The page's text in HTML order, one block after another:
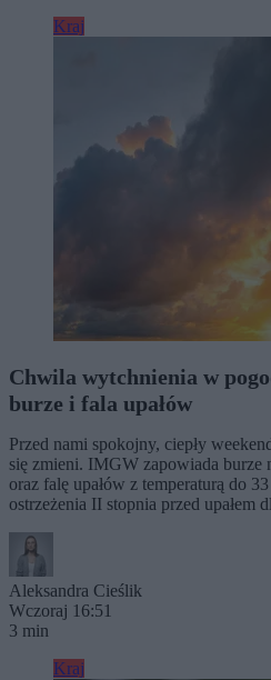
Kraj
Chwila wytchnienia w
burze i fala upałów
Przed nami spokojny, ciepły
się zmieni. IMGW zapowiada burze
oraz falę upałów z temperaturą do
ostrzeżenia II stopnia przed upałem
Aleksandra Cieślik
Wczoraj 16:51
3 min
Kraj